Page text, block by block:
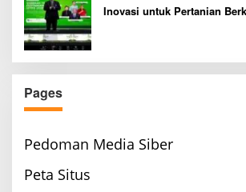
Inovasi untuk Pertanian
Pages
Pedoman Media Siber
Peta Situs